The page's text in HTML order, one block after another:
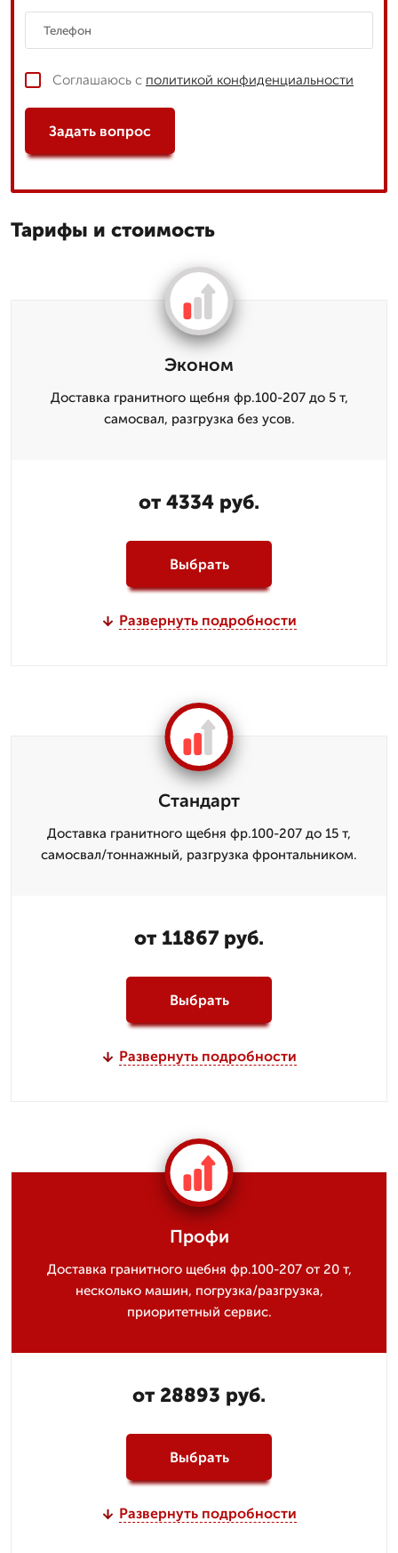
Соглашаюсь с политикой конфиденциальности
Задать вопрос
Тарифы и стоимость
Эконом
Доставка гранитного щебня фр.100-207 до 5 т,
самосвал, разгрузка без усов.
от 4334 руб.
Выбрать
Развернуть подробности
Стандарт
Доставка гранитного щебня фр.100-207 до 15 т,
самосвал/тоннажный, разгрузка фронтальником.
от 11867 руб.
Выбрать
Развернуть подробности
Профи
Доставка гранитного щебня фр.100-207 от 20 т,
несколько машин, погрузка/разгрузка,
приоритетный сервис.
от 28893 руб.
Выбрать
Развернуть подробности